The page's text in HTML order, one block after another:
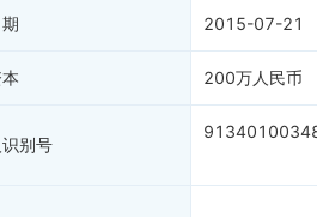
2015-07-21
200万人民币
别号